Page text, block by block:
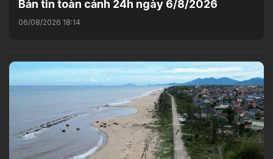
Bản tin toàn cảnh 24h ngày 6/8/2026
06/08/2026 18:14